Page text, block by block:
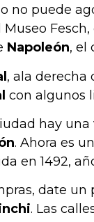
no puede
Napoleón, el
, ala derecha
con algunos
hay
. Ahora es
en 1492,
date
. Las